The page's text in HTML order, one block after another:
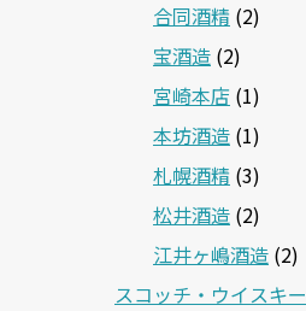
合同酒精 (2)
宝酒造 (2)
宮崎本店 (1)
本坊酒造 (1)
札幌酒精 (3)
松井酒造 (2)
江井ヶ嶋酒造 (2)
スコッチ・ウイスキー